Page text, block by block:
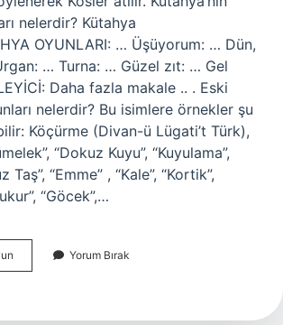
nelerdir? Kütahya
OYUNLARI: … Üşüyorum: … Dün,
… Turna: … Güzel zıt: … Gel
Daha fazla makale .. . Eski
nelerdir? Bu isimlere örnekler şu
Köçürme (Divan-ü Lügati’t Türk),
“Dokuz Kuyu”, “Kuyulama”,
Taş”, “Emme” , “Kale”, “Kortik”,
“Göcek”,…
Oyunu
Yorum Bırak